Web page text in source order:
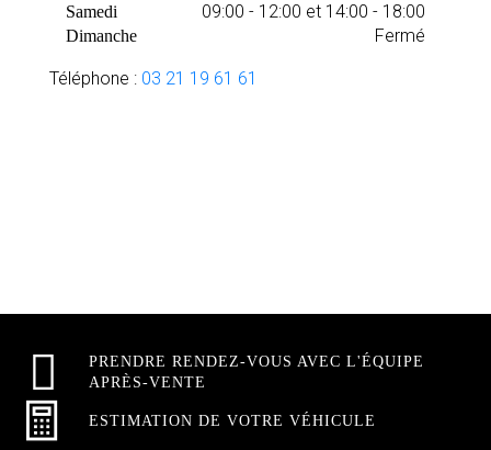
Samedi 09:00 - 12:00 et 14:00 - 18:00
Dimanche Fermé
Téléphone : 03 21 19 61 61
PRENDRE RENDEZ-VOUS AVEC L'ÉQUIPE
APRÈS-VENTE
ESTIMATION DE VOTRE VÉHICULE